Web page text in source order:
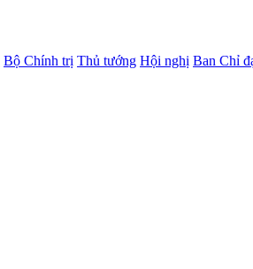
Bộ Chính trị Thủ tướng Hội nghị Ban Chỉ